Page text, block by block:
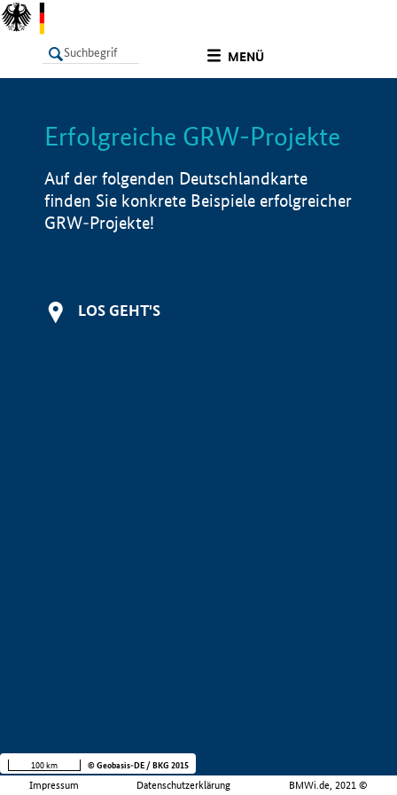
MENÜ
LISTE Info
Erfolgreiche GRW-Projekte
Auf der folgenden Deutschlandkarte
finden Sie konkrete Beispiele erfolgreicher
GRW-Projekte!
LOS GEHT'S
Impressum Datenschutzerklärung BMWi.de, 2021 ©
100 km © Geobasis-DE / BKG 2015